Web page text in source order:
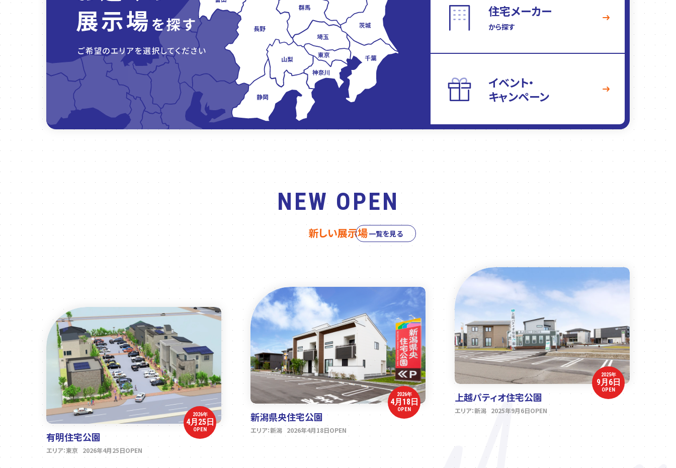
住宅メーカー
から探す
イベント・
キャンペーン
NEW OPEN
新しい展示場一覧を見る
2026年
4月25日
OPEN
有明住宅公園
エリア：東京 2026年4月25日OPEN
2026年
4月18日
OPEN
新潟県央住宅公園
エリア：新潟 2026年4月18日OPEN
2025年
9月6日
OPEN
上越パティオ住宅公園
エリア：新潟 2025年9月6日OPEN